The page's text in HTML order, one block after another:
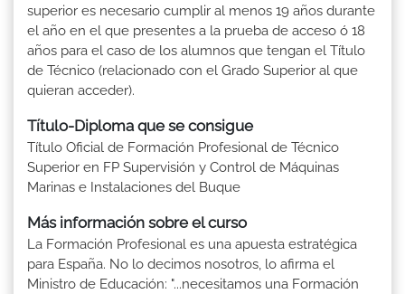
superior es necesario cumplir al menos 19 años durante
el año en el que presentes a la prueba de acceso ó 18
años para el caso de los alumnos que tengan el Título
de Técnico (relacionado con el Grado Superior al que
quieran acceder).
Título-Diploma que se consigue
Título Oficial de Formación Profesional de Técnico
Superior en FP Supervisión y Control de Máquinas
Marinas e Instalaciones del Buque
Más información sobre el curso
La Formación Profesional es una apuesta estratégica
para España. No lo decimos nosotros, lo afirma el
Ministro de Educación: "...necesitamos una Formación